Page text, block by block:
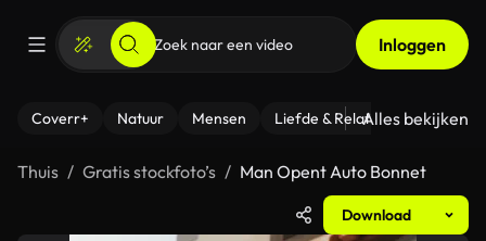
Inloggen
Coverr+ Natuur Mensen Liefde & Relaties - Fitness
Alles bekijken
Thuis Gratis stockfoto’s Man Opent Auto Bonnet
Download